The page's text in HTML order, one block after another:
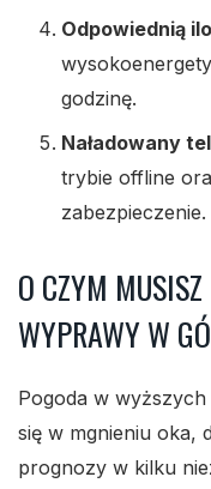
Odpowiednią
godzinę.
Naładowany
trybie offline
zabezpieczenie.
O CZYM
WYPRAWY W
Pogoda w
się w mgnieniu oka,
prognozy w kilku